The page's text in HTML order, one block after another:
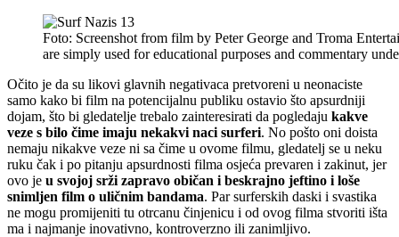
Foto: Screenshot from film by Peter George and Troma
are simply used for educational purposes and commentary
Očito je da su likovi glavnih negativaca pretvoreni u neonaciste
samo kako bi film na potencijalnu publiku ostavio što apsurdniji
dojam, što bi gledatelje trebalo zainteresirati da pogledaju kakve
veze s bilo čime imaju nekakvi naci surferi. No pošto oni doista
nemaju nikakve veze ni sa čime u ovome filmu, gledatelj se u neku
ruku čak i po pitanju apsurdnosti filma osjeća prevaren i zakinut, jer
ovo je u svojoj srži zapravo običan i beskrajno jeftino i loše
snimljen film o uličnim bandama. Par surferskih daski i svastika
ne mogu promijeniti tu otrcanu činjenicu i od ovog filma stvoriti išta
ma i najmanje inovativno, kontroverzno ili zanimljivo.